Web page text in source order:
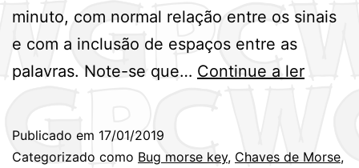
minuto, com normal relação entre os sinais
e com a inclusão de espaços entre as
palavras. Note-se que… Continue a lerQual
Publicado em 17/01/2019
Categorizado como Bug morse key, Chaves de Morse,